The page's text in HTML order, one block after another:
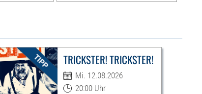
TRICKSTER! TRICKSTER!
Mi. 12.08.2026
20:00 Uhr